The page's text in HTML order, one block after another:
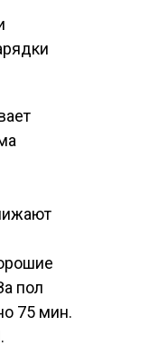
пол
75 мин.